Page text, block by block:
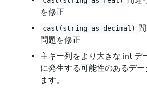
を修正
cast(string as decimal)
問題を修正
主キー列をより大きな int デ
に発生する可能性のあるデ
ます。